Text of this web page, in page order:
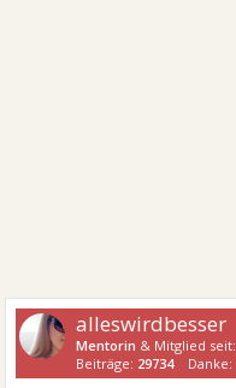
alleswirdbesser
Mentorin & Mitglied seit:
Beiträge: 29734 Danke: